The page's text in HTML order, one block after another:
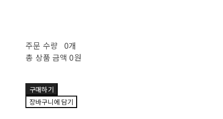
주문 수량 0개
총 상품 금액 0원
구매하기
장바구니에 담기